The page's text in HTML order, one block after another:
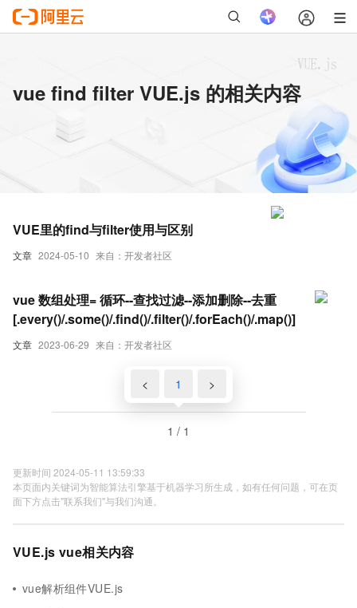
vue find filter VUE.js 的相关内容
文章 2024-05-10 来自：开发者社区
VUE里的find与filter使用与区别
文章 2023-06-29 来自：开发者社区
vue 数组处理= 循环--查找过滤--添加删除--去重
[.every()/.some()/.find()/.filter()/.forEach()/.map()]
< 1 >
1 / 1
更新时间 2024-05-11 13:59:33
本页面内关键词为智能算法引擎基于机器学习所生成，如有任何问题，可在页
面下方点击"联系我们"与我们沟通。
VUE.js vue相关内容
vue解析组件VUE.js